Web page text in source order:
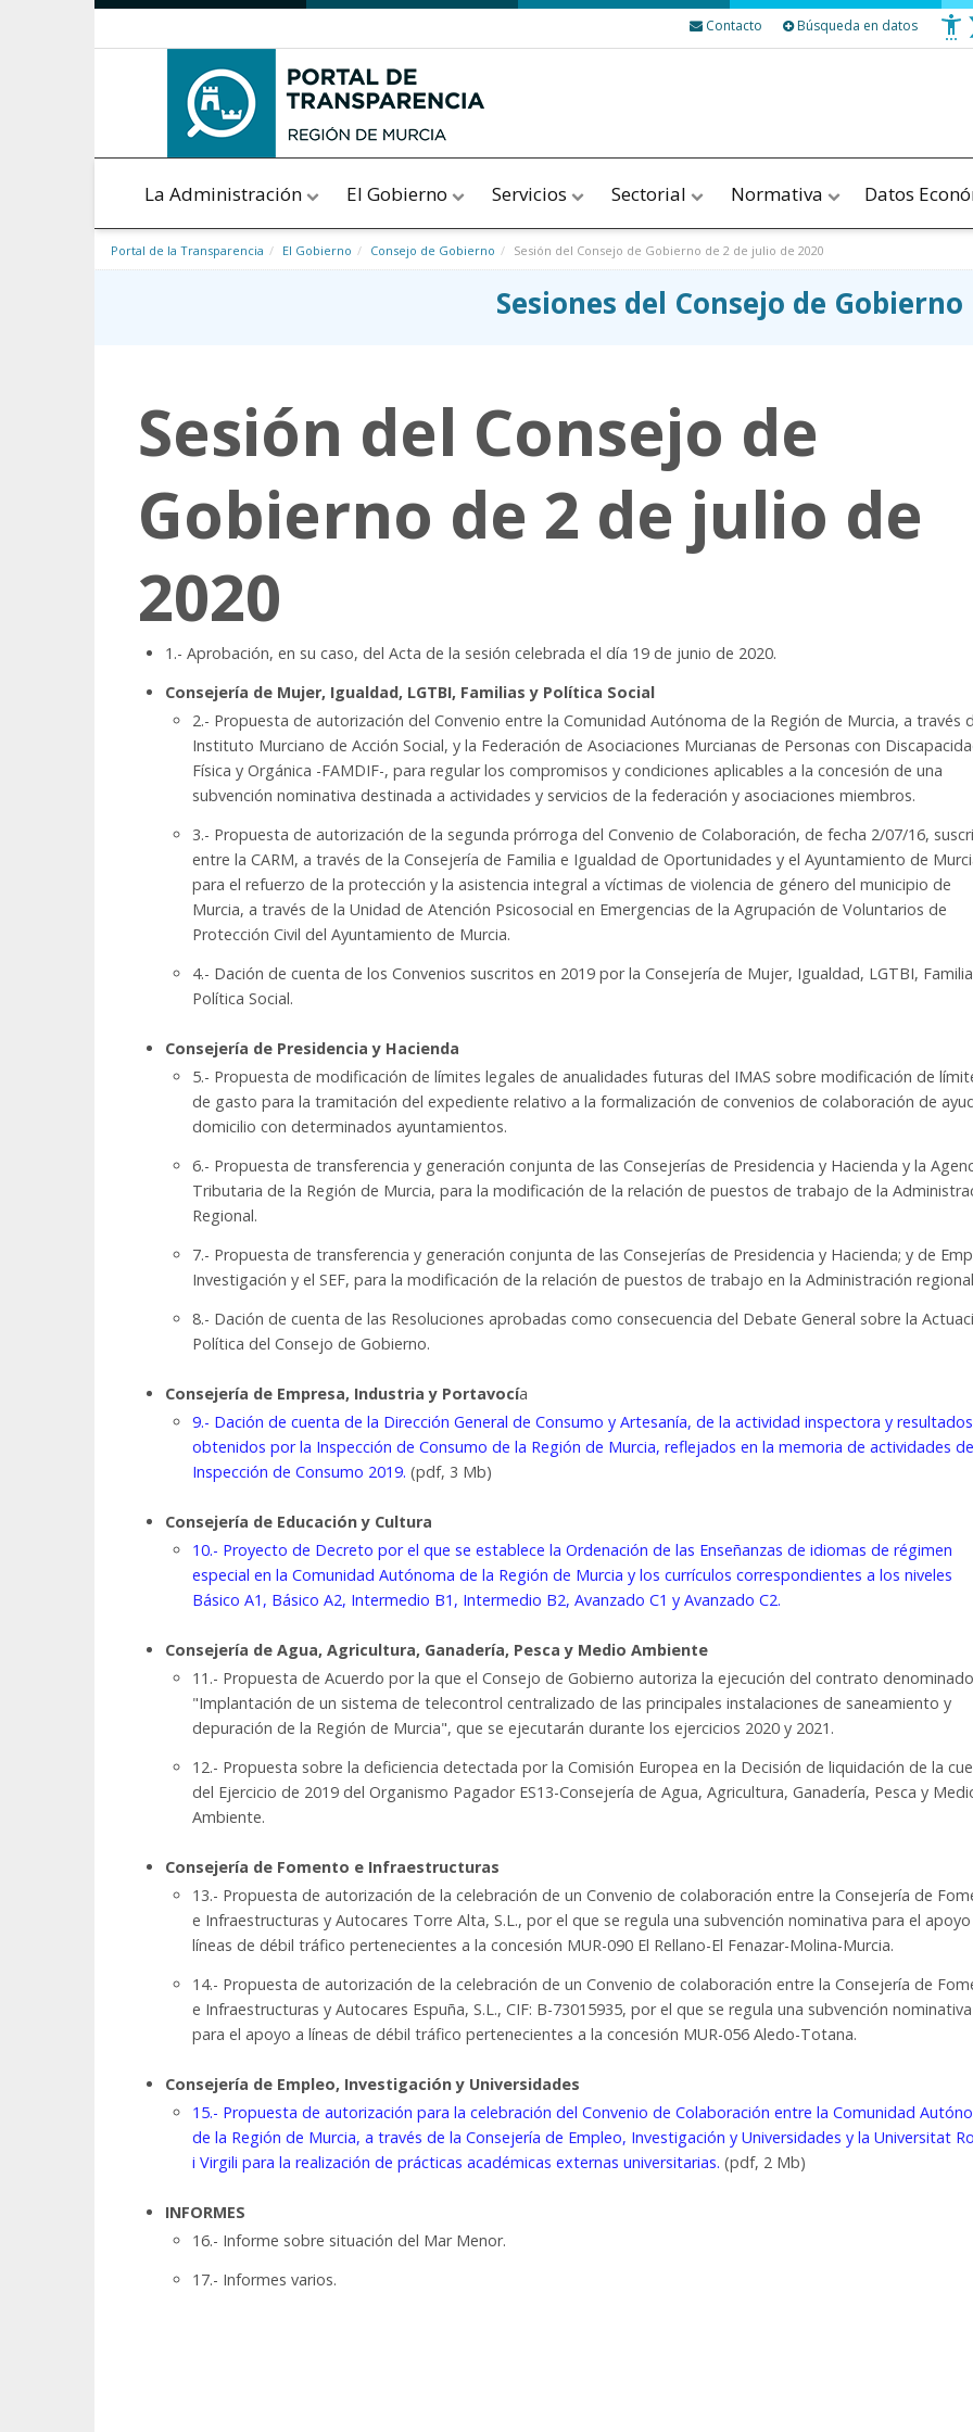
Saltar al contenido
Contacto Búsqueda en datos
La Administración El Gobierno Servicios Sectorial Normativa Datos
Portal de la Transparencia El Gobierno Consejo de Gobierno Sesión del Consejo de Gobierno de 2 de julio de 2020
Sesiones del Consejo de Gobierno
Sesión del Consejo de
Gobierno de 2 de julio de
2020
1.- Aprobación, en su caso, del Acta de la sesión celebrada el día 19 de junio de 2020.
Consejería de Mujer, Igualdad, LGTBI, Familias y Política Social
2.- Propuesta de autorización del Convenio entre la Comunidad Autónoma de la Región de Murcia, a través
Instituto Murciano de Acción Social, y la Federación de Asociaciones Murcianas de Personas con
Física y Orgánica -FAMDIF-, para regular los compromisos y condiciones aplicables a la concesión de una
subvención nominativa destinada a actividades y servicios de la federación y asociaciones miembros.
3.- Propuesta de autorización de la segunda prórroga del Convenio de Colaboración, de fecha 2/07/16,
entre la CARM, a través de la Consejería de Familia e Igualdad de Oportunidades y el Ayuntamiento de
para el refuerzo de la protección y la asistencia integral a víctimas de violencia de género del municipio de
Murcia, a través de la Unidad de Atención Psicosocial en Emergencias de la Agrupación de Voluntarios de
Protección Civil del Ayuntamiento de Murcia.
4.- Dación de cuenta de los Convenios suscritos en 2019 por la Consejería de Mujer, Igualdad, LGTBI,
Política Social.
Consejería de Presidencia y Hacienda
5.- Propuesta de modificación de límites legales de anualidades futuras del IMAS sobre modificación de
de gasto para la tramitación del expediente relativo a la formalización de convenios de colaboración de
domicilio con determinados ayuntamientos.
6.- Propuesta de transferencia y generación conjunta de las Consejerías de Presidencia y Hacienda y la
Tributaria de la Región de Murcia, para la modificación de la relación de puestos de trabajo de la
Regional.
7.- Propuesta de transferencia y generación conjunta de las Consejerías de Presidencia y Hacienda; y de
Investigación y el SEF, para la modificación de la relación de puestos de trabajo en la Administración
8.- Dación de cuenta de las Resoluciones aprobadas como consecuencia del Debate General sobre la
Política del Consejo de Gobierno.
Consejería de Empresa, Industria y Portavocía
9.- Dación de cuenta de la Dirección General de Consumo y Artesanía, de la actividad inspectora y resultados
obtenidos por la Inspección de Consumo de la Región de Murcia, reflejados en la memoria de actividades
Inspección de Consumo 2019. (pdf, 3 Mb)
Consejería de Educación y Cultura
10.- Proyecto de Decreto por el que se establece la Ordenación de las Enseñanzas de idiomas de régimen
especial en la Comunidad Autónoma de la Región de Murcia y los currículos correspondientes a los niveles
Básico A1, Básico A2, Intermedio B1, Intermedio B2, Avanzado C1 y Avanzado C2.
Consejería de Agua, Agricultura, Ganadería, Pesca y Medio Ambiente
11.- Propuesta de Acuerdo por la que el Consejo de Gobierno autoriza la ejecución del contrato denominado
"Implantación de un sistema de telecontrol centralizado de las principales instalaciones de saneamiento y
depuración de la Región de Murcia", que se ejecutarán durante los ejercicios 2020 y 2021.
12.- Propuesta sobre la deficiencia detectada por la Comisión Europea en la Decisión de liquidación de la
del Ejercicio de 2019 del Organismo Pagador ES13-Consejería de Agua, Agricultura, Ganadería, Pesca y
Ambiente.
Consejería de Fomento e Infraestructuras
13.- Propuesta de autorización de la celebración de un Convenio de colaboración entre la Consejería de
e Infraestructuras y Autocares Torre Alta, S.L., por el que se regula una subvención nominativa para el apoyo
líneas de débil tráfico pertenecientes a la concesión MUR-090 El Rellano-El Fenazar-Molina-Murcia.
14.- Propuesta de autorización de la celebración de un Convenio de colaboración entre la Consejería de
e Infraestructuras y Autocares Espuña, S.L., CIF: B-73015935, por el que se regula una subvención nominativa
para el apoyo a líneas de débil tráfico pertenecientes a la concesión MUR-056 Aledo-Totana.
Consejería de Empleo, Investigación y Universidades
15.- Propuesta de autorización para la celebración del Convenio de Colaboración entre la Comunidad
de la Región de Murcia, a través de la Consejería de Empleo, Investigación y Universidades y la Universitat
i Virgili para la realización de prácticas académicas externas universitarias. (pdf, 2 Mb)
INFORMES
16.- Informe sobre situación del Mar Menor.
17.- Informes varios.